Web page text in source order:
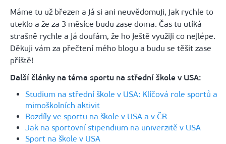
Máme tu už březen a já si ani neuvědomuji, jak rychle to
uteklo a že za 3 měsíce budu zase doma. Čas tu utíká
strašně rychle a já doufám, že ho ještě využiji co nejlépe.
Děkuji vám za přečtení mého blogu a budu se těšit zase
příště!
Další články na téma sportu na střední škole v USA:
Studium na střední škole v USA: Klíčová role sportů a
mimoškolních aktivit
Rozdíly ve sportu na škole v USA a v ČR
Jak na sportovní stipendium na univerzitě v USA
Sport na škole v USA